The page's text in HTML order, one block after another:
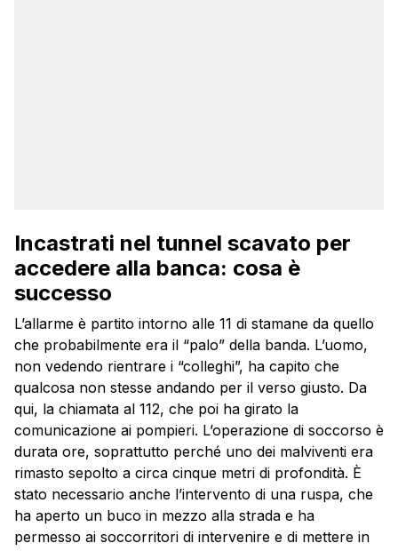
Incastrati nel tunnel scavato per
accedere alla banca: cosa è
successo
L’allarme è partito intorno alle 11 di stamane da quello
che probabilmente era il “palo” della banda. L’uomo,
non vedendo rientrare i “colleghi”, ha capito che
qualcosa non stesse andando per il verso giusto. Da
qui, la chiamata al 112, che poi ha girato la
comunicazione ai pompieri. L’operazione di soccorso è
durata ore, soprattutto perché uno dei malviventi era
rimasto sepolto a circa cinque metri di profondità. È
stato necessario anche l’intervento di una ruspa, che
ha aperto un buco in mezzo alla strada e ha
permesso ai soccorritori di intervenire e di mettere in